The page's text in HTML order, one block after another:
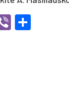
Viber